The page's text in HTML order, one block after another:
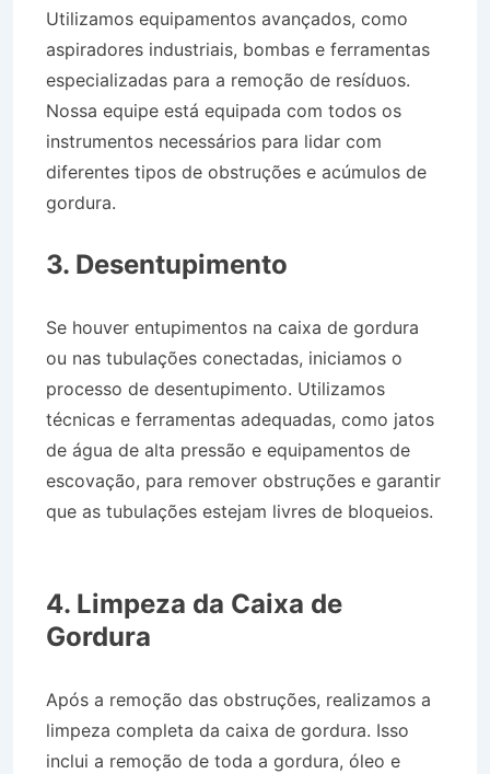
Utilizamos equipamentos avançados, como
aspiradores industriais, bombas e ferramentas
especializadas para a remoção de resíduos.
Nossa equipe está equipada com todos os
instrumentos necessários para lidar com
diferentes tipos de obstruções e acúmulos de
gordura.
3. Desentupimento
Se houver entupimentos na caixa de gordura
ou nas tubulações conectadas, iniciamos o
processo de desentupimento. Utilizamos
técnicas e ferramentas adequadas, como jatos
de água de alta pressão e equipamentos de
escovação, para remover obstruções e garantir
que as tubulações estejam livres de bloqueios.
4. Limpeza da Caixa de
Gordura
Após a remoção das obstruções, realizamos a
limpeza completa da caixa de gordura. Isso
inclui a remoção de toda a gordura, óleo e